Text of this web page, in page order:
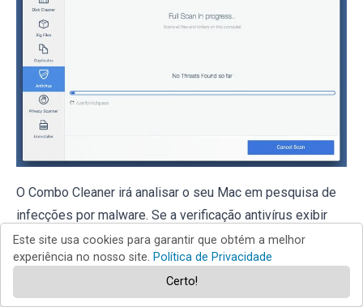
O Combo Cleaner irá analisar o seu Mac em pesquisa de
infecções por malware. Se a verificação antivírus exibir
"nenhuma ameaça encontrada", isso significa que pode
continuar com o guia de remoção, caso contrário, é
recomendável remover todas as infecções encontradas
Este site usa cookies para garantir que obtém a melhor
experiência no nosso site. Política de Privacidade
Certo!